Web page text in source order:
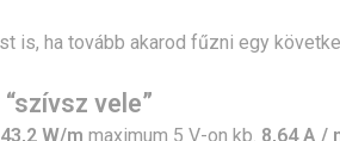
is, ha tovább akarod fűzni egy
vele”
43,2 W/m maximum 5 V-on kb. 8,64 A /